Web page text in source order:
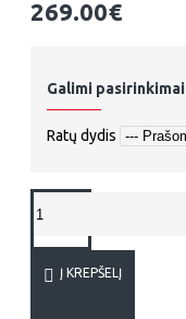
269.00€
Galimi pasirinkimai
Ratų dydis
Į KREPŠELĮ